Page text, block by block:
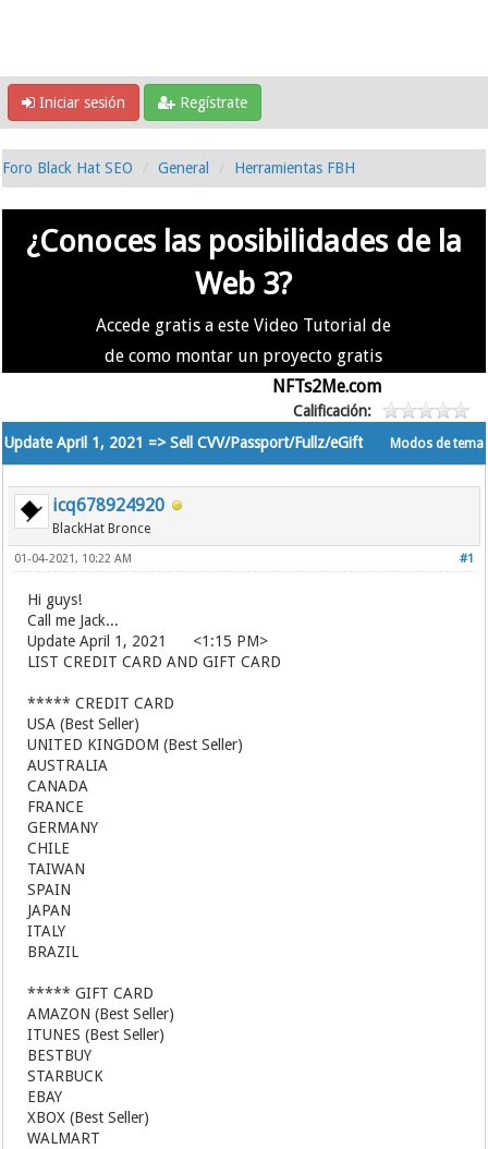
Iniciar sesión Regístrate
Foro Black Hat SEO General Herramientas FBH
¿Conoces las posibilidades de la
Web 3?
Accede gratis a este Video Tutorial de
de como montar un proyecto gratis
NFTs2Me.com
Calificación:
Modos de tema
Update April 1, 2021 => Sell CVV/Passport/Fullz/eGift
icq678924920
BlackHat Bronce
#1
01-04-2021, 10:22 AM
Hi guys!
Call me Jack...
Update April 1, 2021 <1:15 PM>
LIST CREDIT CARD AND GIFT CARD
***** CREDIT CARD
USA (Best Seller)
UNITED KINGDOM (Best Seller)
AUSTRALIA
CANADA
FRANCE
GERMANY
CHILE
TAIWAN
SPAIN
JAPAN
ITALY
BRAZIL
***** GIFT CARD
AMAZON (Best Seller)
ITUNES (Best Seller)
BESTBUY
STARBUCK
EBAY
XBOX (Best Seller)
WALMART